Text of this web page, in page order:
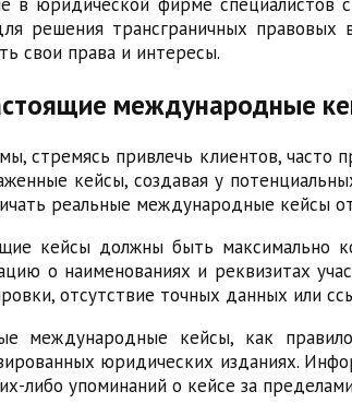
решения трансграничных
свои права и интересы.
международные
стремясь привлечь клиентов,
кейсы, создавая у
реальные международные кейсы
кейсы должны быть максимально
о наименованиях и реквизитах
отсутствие точных данных или
международные кейсы, как
юридических изданиях.
либо упоминаний о кейсе за